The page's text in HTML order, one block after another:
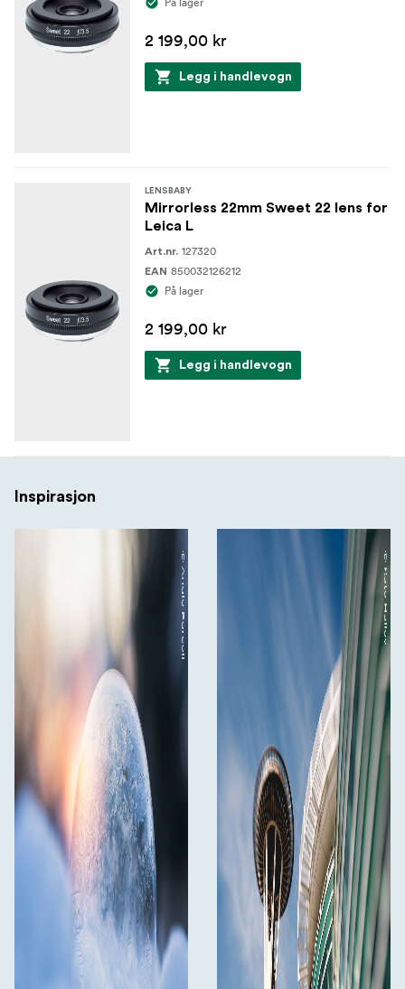
2 199,00 kr
Legg i handlevogn
LENSBABY
Mirrorless 22mm Sweet 22 lens for
Leica L
Art.nr. 127320
EAN 850032126212
På lager
2 199,00 kr
Legg i handlevogn
Inspirasjon